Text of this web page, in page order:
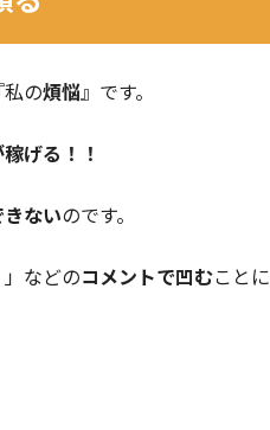
の煩悩』です。
げる！！
ないのです。
」などのコメントで凹むことに